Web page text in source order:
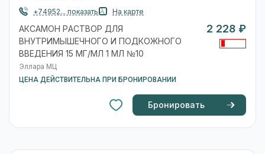
+74952... показать
На карте
АКСАМОН РАСТВОР ДЛЯ
ВНУТРИМЫШЕЧНОГО И ПОДКОЖНОГО
ВВЕДЕНИЯ 15 МГ/МЛ 1 МЛ №10
Эллара МЦ
ЦЕНА ДЕЙСТВИТЕЛЬНА ПРИ БРОНИРОВАНИИ
2 228 ₽
Бронировать